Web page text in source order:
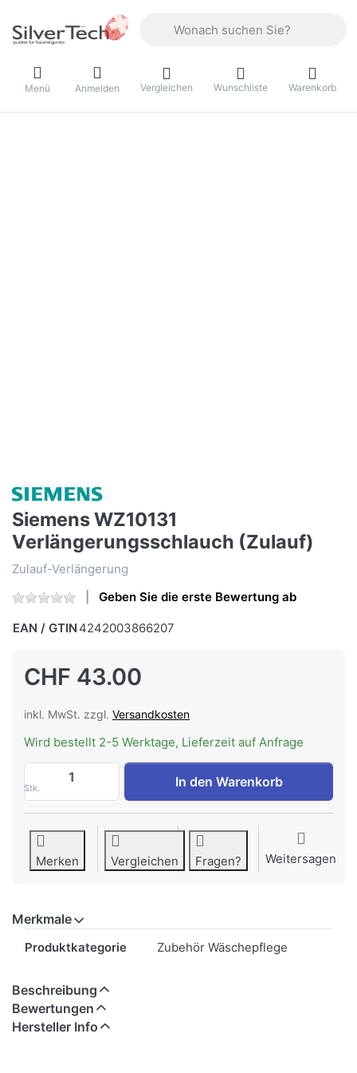
Menü Anmelden Vergleichen Wunschliste Warenkorb
Siemens WZ10131
Verlängerungsschlauch (Zulauf)
Zulauf-Verlängerung
Geben Sie die erste Bewertung ab
EAN / GTIN 4242003866207
CHF 43.00
inkl. MwSt. zzgl. Versandkosten
Wird bestellt 2-5 Werktage, Lieferzeit auf Anfrage
Stk.
Siemens WZ10131
In den Warenkorb
Merken Vergleichen Fragen? Weitersagen
Merkmale
Produktkategorie Zubehör Wäschepflege
Beschreibung
Bewertungen
Hersteller Info